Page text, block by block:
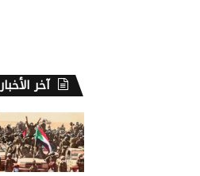
آخر الأخبار